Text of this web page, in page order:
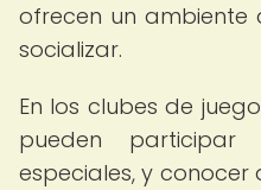
ofrecen un
socializar.
En los clubes de
pueden participar
especiales, y